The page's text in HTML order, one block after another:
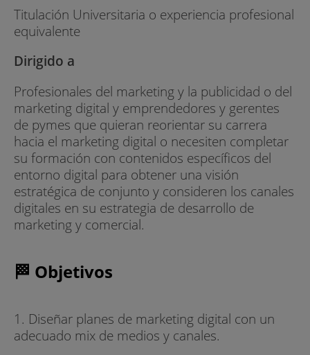
Titulación Universitaria o experiencia profesional
equivalente
Dirigido a
Profesionales del marketing y la publicidad o del
marketing digital y emprendedores y gerentes
de pymes que quieran reorientar su carrera
hacia el marketing digital o necesiten completar
su formación con contenidos específicos del
entorno digital para obtener una visión
estratégica de conjunto y consideren los canales
digitales en su estrategia de desarrollo de
marketing y comercial.
🏁 Objetivos
1. Diseñar planes de marketing digital con un
adecuado mix de medios y canales.